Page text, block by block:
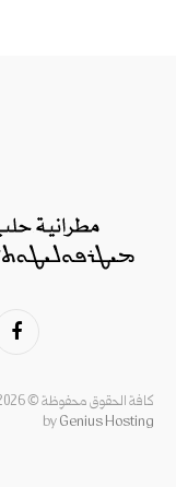
byGenius Hosting